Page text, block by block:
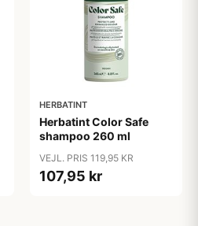
HERBATINT
Herbatint Color Safe
shampoo 260 ml
VEJL. PRIS 119,95 KR
107,95 kr